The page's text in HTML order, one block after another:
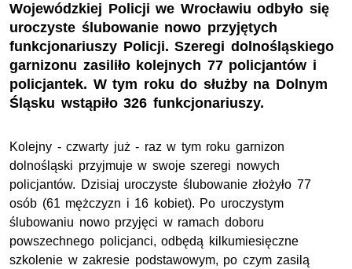
Wojewódzkiej Policji we Wrocławiu odbyło się
uroczyste ślubowanie nowo przyjętych
funkcjonariuszy Policji. Szeregi dolnośląskiego
garnizonu zasiliło kolejnych 77 policjantów i
policjantek. W tym roku do służby na Dolnym
Śląsku wstąpiło 326 funkcjonariuszy.
Kolejny - czwarty już - raz w tym roku garnizon
dolnośląski przyjmuje w swoje szeregi nowych
policjantów. Dzisiaj uroczyste ślubowanie złożyło 77
osób (61 mężczyzn i 16 kobiet). Po uroczystym
ślubowaniu nowo przyjęci w ramach doboru
powszechnego policjanci, odbędą kilkumiesięczne
szkolenie w zakresie podstawowym, po czym zasilą